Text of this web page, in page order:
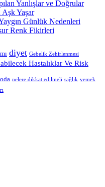
diyet Gebelik Zehirlenmesi
Hastalıklar Ve Risk
nelere dikkat edilmeli sağlık yemek